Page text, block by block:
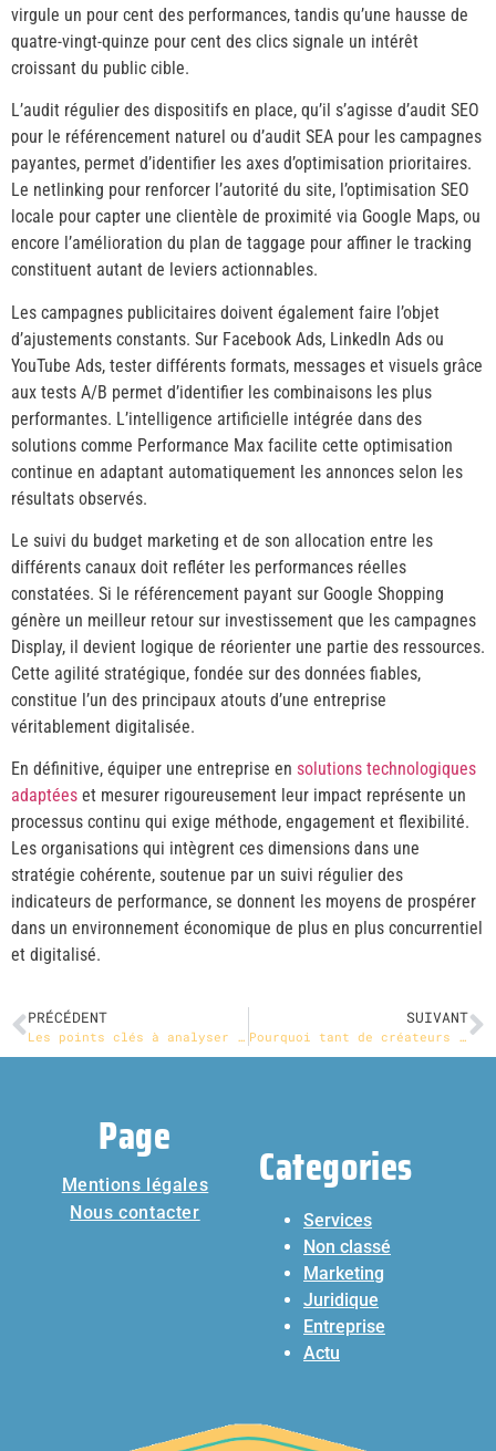
virgule un pour cent des performances, tandis qu’une hausse de
quatre-vingt-quinze pour cent des clics signale un intérêt
croissant du public cible.
L’audit régulier des dispositifs en place, qu’il s’agisse d’audit SEO
pour le référencement naturel ou d’audit SEA pour les campagnes
payantes, permet d’identifier les axes d’optimisation prioritaires.
Le netlinking pour renforcer l’autorité du site, l’optimisation SEO
locale pour capter une clientèle de proximité via Google Maps, ou
encore l’amélioration du plan de taggage pour affiner le tracking
constituent autant de leviers actionnables.
Les campagnes publicitaires doivent également faire l’objet
d’ajustements constants. Sur Facebook Ads, LinkedIn Ads ou
YouTube Ads, tester différents formats, messages et visuels grâce
aux tests A/B permet d’identifier les combinaisons les plus
performantes. L’intelligence artificielle intégrée dans des
solutions comme Performance Max facilite cette optimisation
continue en adaptant automatiquement les annonces selon les
résultats observés.
Le suivi du budget marketing et de son allocation entre les
différents canaux doit refléter les performances réelles
constatées. Si le référencement payant sur Google Shopping
génère un meilleur retour sur investissement que les campagnes
Display, il devient logique de réorienter une partie des ressources.
Cette agilité stratégique, fondée sur des données fiables,
constitue l’un des principaux atouts d’une entreprise
véritablement digitalisée.
En définitive, équiper une entreprise en solutions technologiques
adaptées et mesurer rigoureusement leur impact représente un
processus continu qui exige méthode, engagement et flexibilité.
Les organisations qui intègrent ces dimensions dans une
stratégie cohérente, soutenue par un suivi régulier des
indicateurs de performance, se donnent les moyens de prospérer
dans un environnement économique de plus en plus concurrentiel
et digitalisé.
PRÉCÉDENT
Les points clés à analyser avant de choisir un cabinet d’investigation à Toulouse
SUIVANT
Pourquoi tant de créateurs vendent sans réussir à se payer
Page
Mentions légales
Nous contacter
Categories
Services
Non classé
Marketing
Juridique
Entreprise
Actu